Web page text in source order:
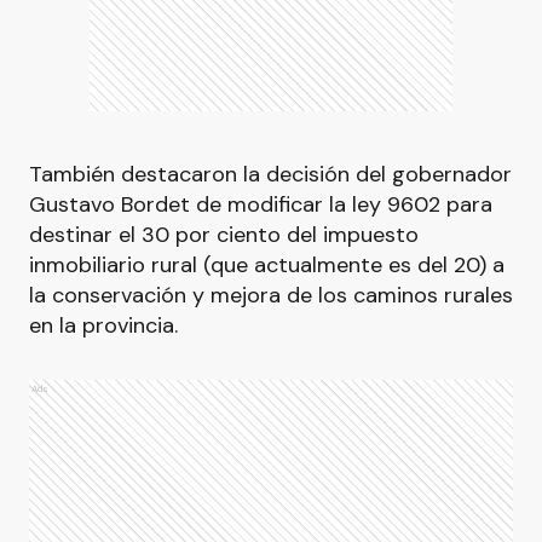
También destacaron la decisión del gobernador
Gustavo Bordet de modificar la ley 9602 para
destinar el 30 por ciento del impuesto
inmobiliario rural (que actualmente es del 20) a
la conservación y mejora de los caminos rurales
en la provincia.
Ads